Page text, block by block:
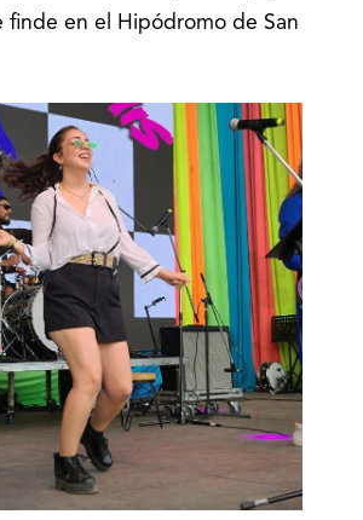
finde en el Hipódromo de San